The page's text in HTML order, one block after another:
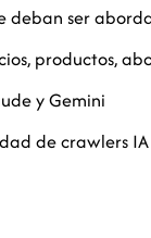
deban ser
productos,
y Gemini
de crawlers IA